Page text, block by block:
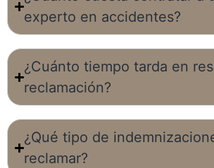
experto en accidentes?
¿Cuánto tiempo tarda en
reclamación?
¿Qué tipo de
reclamar?